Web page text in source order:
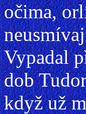
očima,
Vypadal
dob
když už